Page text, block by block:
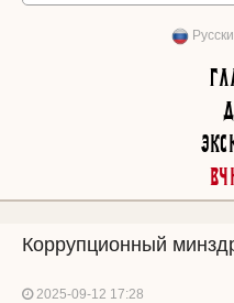
Коррупционный
2025-09-12 17:28